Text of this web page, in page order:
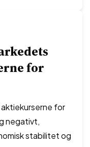
for
for
negativt,
stabilitet og